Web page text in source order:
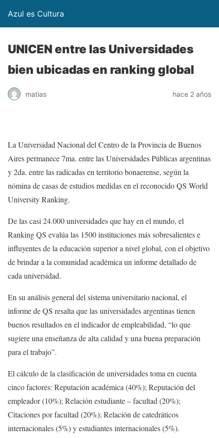
Azul es Cultura
UNICEN entre las Universidades
bien ubicadas en ranking global
matias hace 2 años
La Universidad Nacional del Centro de la Provincia de Buenos
Aires permanece 7ma. entre las Universidades Públicas argentinas
y 2da. entre las radicadas en territorio bonaerense, según la
nómina de casas de estudios medidas en el reconocido QS World
University Ranking.
De las casi 24.000 universidades que hay en el mundo, el
Ranking QS evalúa las 1500 instituciones más sobresalientes e
influyentes de la educación superior a nivel global, con el objetivo
de brindar a la comunidad académica un informe detallado de
cada universidad.
En su análisis general del sistema universitario nacional, el
informe de QS resalta que las universidades argentinas tienen
buenos resultados en el indicador de empleabilidad, “lo que
sugiere una enseñanza de alta calidad y una buena preparación
para el trabajo”.
El cálculo de la clasificación de universidades toma en cuenta
cinco factores: Reputación académica (40%); Reputación del
empleador (10%); Relación estudiante – facultad (20%);
Citaciones por facultad (20%); Relación de catedráticos
internacionales (5%) y estudiantes internacionales (5%).